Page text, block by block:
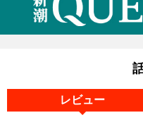
レビュー